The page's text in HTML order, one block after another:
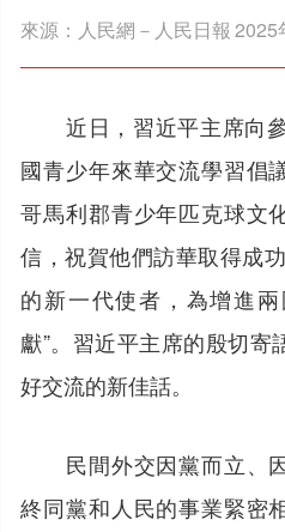
來源： 人民網－人民日報 2025
近日，習近平主席向
國青少年來華交流學習倡
哥馬利郡青少年匹克球文
信，祝賀他們訪華取得成
的新一代使者，為增進
獻”。習近平主席的殷切
好交流的新佳話。
民間外交因黨而立、
終同黨和人民的事業緊密